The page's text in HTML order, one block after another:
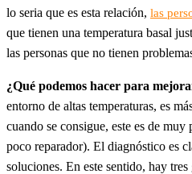
lo seria que es esta relación, las
que tienen una temperatura basal
las personas que no tienen
¿Qué podemos hacer para
entorno de altas temperaturas, es
cuando se consigue, este es de
poco reparador). El diagnóstico es
soluciones. En este sentido, hay